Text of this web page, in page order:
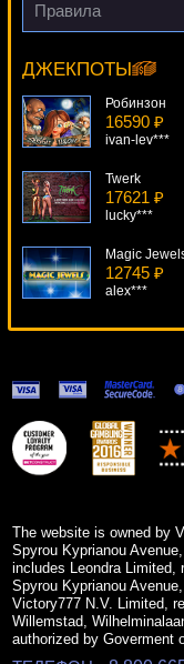
lucky***
Правила
ДЖЕКПОТЫ
Whack A
Root77***
Робинзон
16590 ₽
ivan-lev***
Twerk
17621 ₽
lucky***
Magic
12745 ₽
alex***
Hollywood
13792 ₽
Lucy***
Secret Of
The website is owned by
Spyrou Kyprianou
includes Leondra Limited,
Spyrou Kyprianou
Victory777 N.V. Limited,
Willemstad,
authorized by Goverment